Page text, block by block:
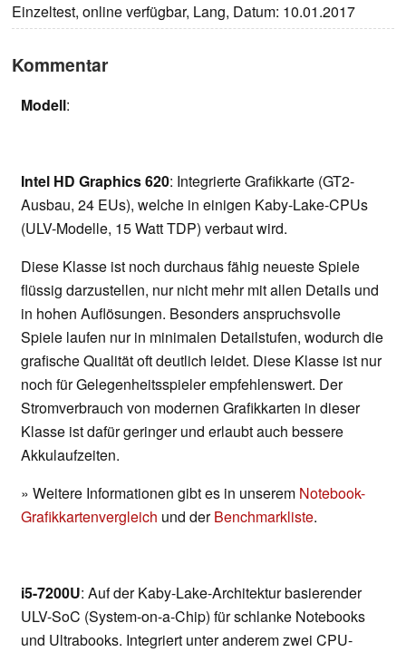
Einzeltest, online verfügbar, Lang, Datum: 10.01.2017
Kommentar
Modell:
Intel HD Graphics 620: Integrierte Grafikkarte (GT2-
Ausbau, 24 EUs), welche in einigen Kaby-Lake-CPUs
(ULV-Modelle, 15 Watt TDP) verbaut wird.
Diese Klasse ist noch durchaus fähig neueste Spiele
flüssig darzustellen, nur nicht mehr mit allen Details und
in hohen Auflösungen. Besonders anspruchsvolle
Spiele laufen nur in minimalen Detailstufen, wodurch die
grafische Qualität oft deutlich leidet. Diese Klasse ist nur
noch für Gelegenheitsspieler empfehlenswert. Der
Stromverbrauch von modernen Grafikkarten in dieser
Klasse ist dafür geringer und erlaubt auch bessere
Akkulaufzeiten.
» Weitere Informationen gibt es in unserem Notebook-
Grafikkartenvergleich und derBenchmarkliste.
i5-7200U: Auf der Kaby-Lake-Architektur basierender
ULV-SoC (System-on-a-Chip) für schlanke Notebooks
und Ultrabooks. Integriert unter anderem zwei CPU-